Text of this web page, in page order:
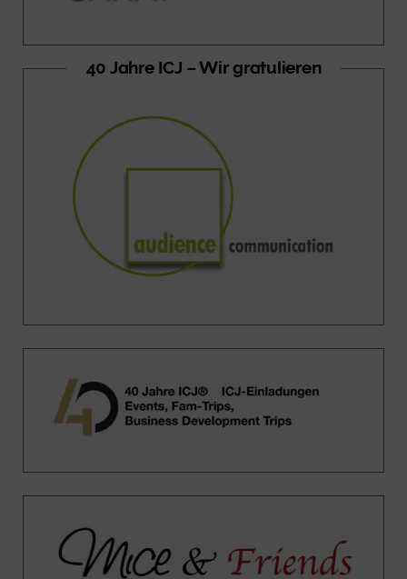
40 Jahre ICJ – Wir gratulieren